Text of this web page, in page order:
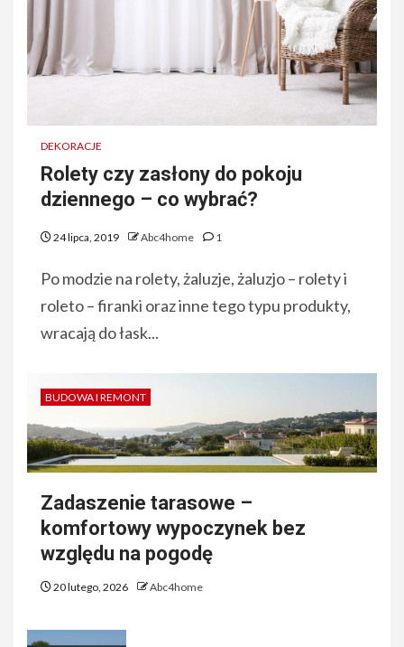
DEKORACJE
Rolety czy zasłony do pokoju
dziennego – co wybrać?
24 lipca, 2019 Abc4home 1
Po modzie na rolety, żaluzje, żaluzjo – rolety i
roleto – firanki oraz inne tego typu produkty,
wracają do łask...
BUDOWA I REMONT
Zadaszenie tarasowe –
komfortowy wypoczynek bez
względu na pogodę
20 lutego, 2026 Abc4home